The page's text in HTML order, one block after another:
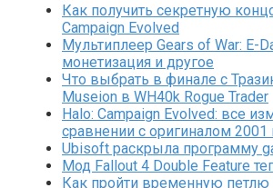
Как получить секретную
Campaign Evolved
Мультиплеер Gears of War: E-
монетизация и другое
Что выбрать в финале с
Museion в WH40k Rogue Trader
Halo: Campaign Evolved: все
сравнении с оригиналом 2001
Ubisoft раскрыла программу
Мод Fallout 4 Double Feature
Как пройти временную петлю